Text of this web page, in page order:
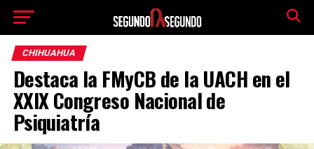
CHIHUAHUA
Destaca la FMyCB de la UACH en el
XXIX Congreso Nacional de
Psiquiatría